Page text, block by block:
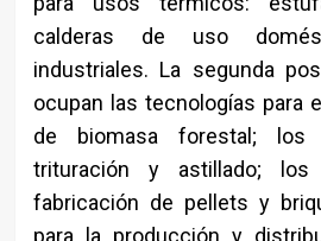
calderas de uso
industriales. La segunda
ocupan las tecnologías para
de biomasa forestal; los
trituración y astillado;
fabricación de pellets y
para la producción y